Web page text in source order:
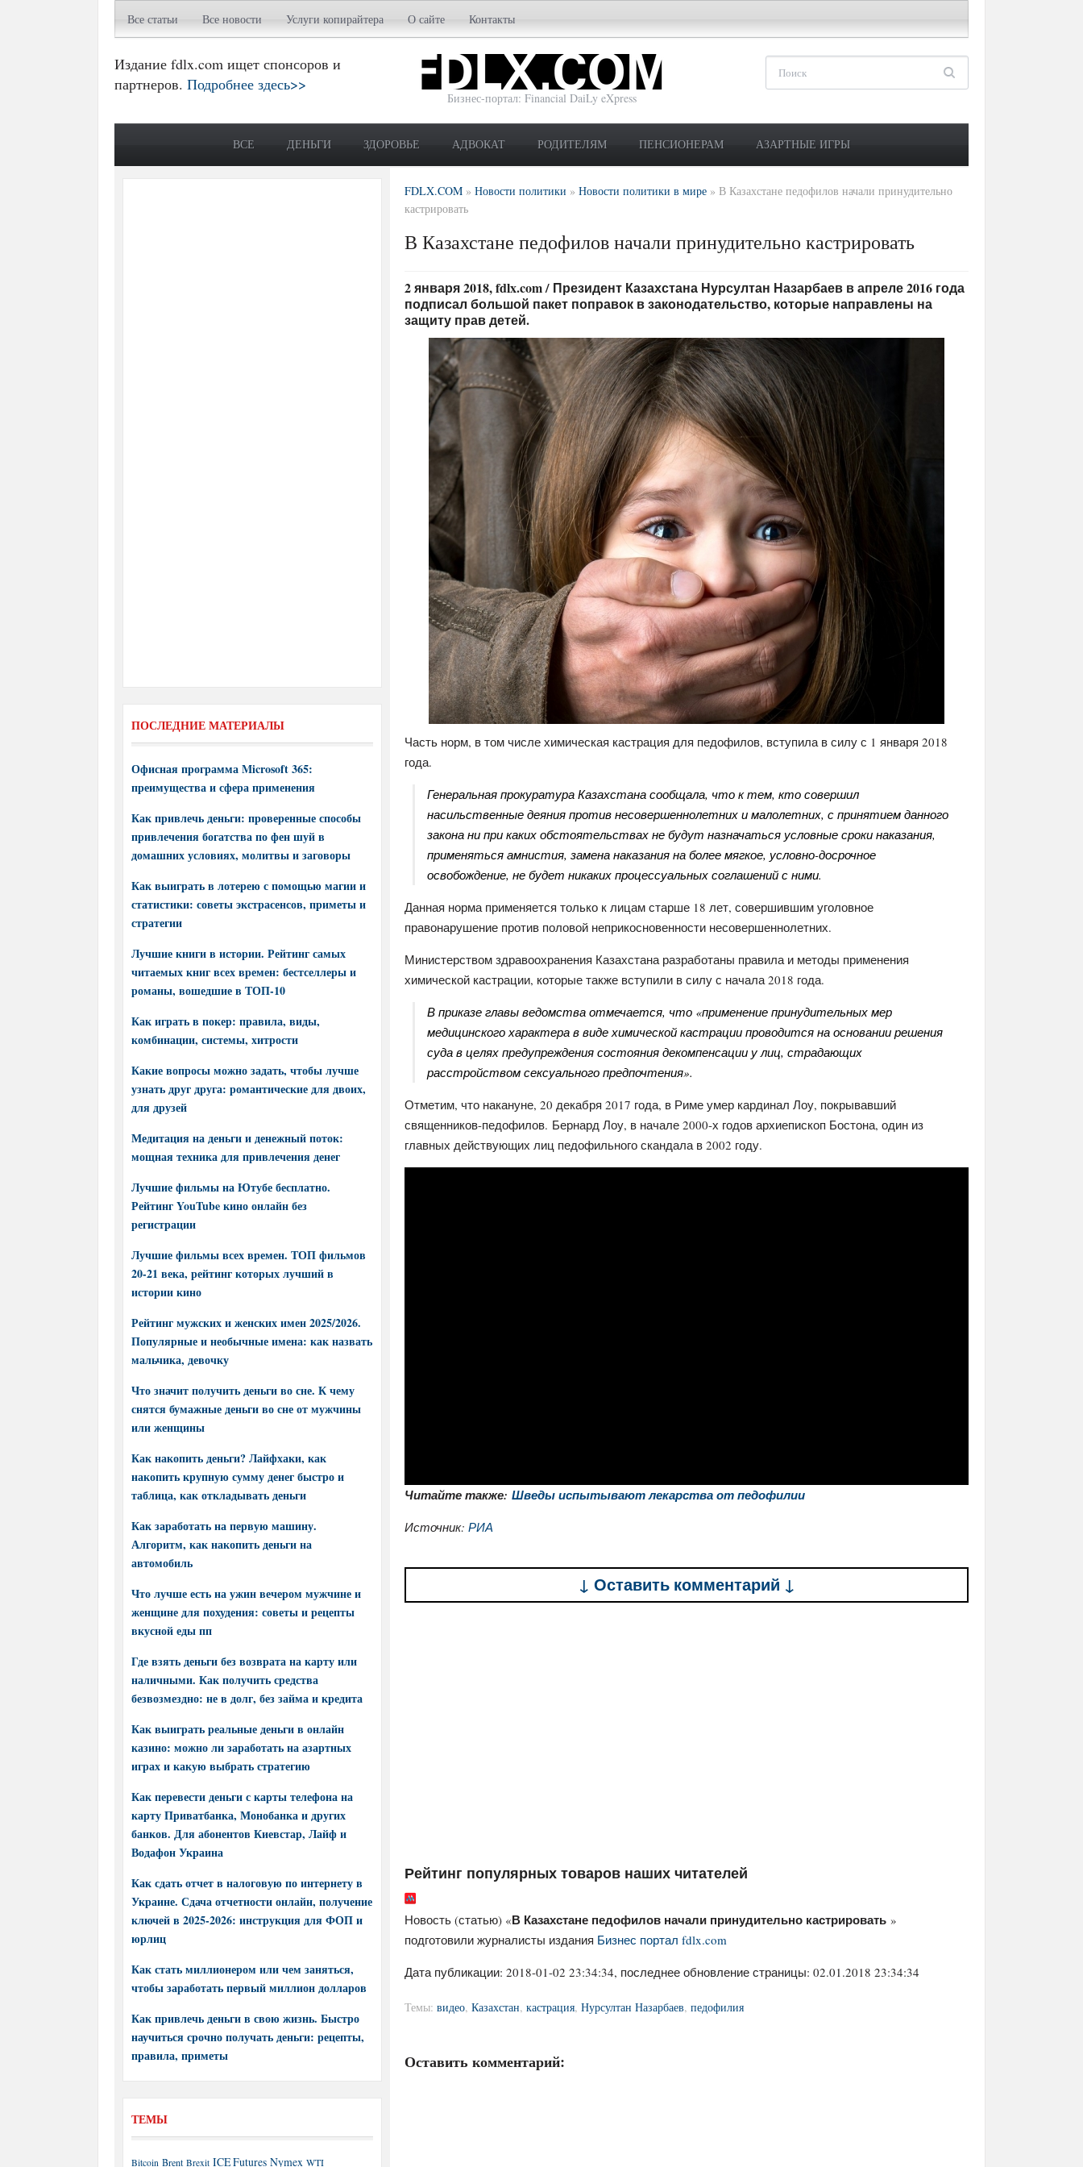
Все статьи Все новости Услуги копирайтера О сайте Контакты
Издание fdlx.com ищет спонсоров и
партнеров. Подробнее здесь>>
Бизнес-портал: Financial DaiLy eXpress
ВСЕ ДЕНЬГИ ЗДОРОВЬЕ АДВОКАТ РОДИТЕЛЯМ ПЕНСИОНЕРАМ АЗАРТНЫЕ ИГРЫ
FDLX.COM » Новости политики » Новости политики в мире » В Казахстане педофилов начали принудительно
кастрировать
В Казахстане педофилов начали принудительно кастрировать
2 января 2018, fdlx.com / Президент Казахстана Нурсултан Назарбаев в апреле 2016 года
подписал большой пакет поправок в законодательство, которые направлены на
защиту прав детей.
Часть норм, в том числе химическая кастрация для педофилов, вступила в силу с 1 января 2018
года.
Генеральная прокуратура Казахстана сообщала, что к тем, кто совершил
насильственные деяния против несовершеннолетних и малолетних, с принятием данного
закона ни при каких обстоятельствах не будут назначаться условные сроки наказания,
применяться амнистия, замена наказания на более мягкое, условно-досрочное
освобождение, не будет никаких процессуальных соглашений с ними.
Данная норма применяется только к лицам старше 18 лет, совершившим уголовное
правонарушение против половой неприкосновенности несовершеннолетних.
Министерством здравоохранения Казахстана разработаны правила и методы применения
химической кастрации, которые также вступили в силу с начала 2018 года.
В приказе главы ведомства отмечается, что «применение принудительных мер
медицинского характера в виде химической кастрации проводится на основании решения
суда в целях предупреждения состояния декомпенсации у лиц, страдающих
расстройством сексуального предпочтения».
Отметим, что накануне, 20 декабря 2017 года, в Риме умер кардинал Лоу, покрывавший
священников-педофилов. Бернард Лоу, в начале 2000-х годов архиепископ Бостона, один из
главных действующих лиц педофильного скандала в 2002 году.
Читайте также: Шведы испытывают лекарства от педофилии
Источник: РИА
↓ Оставить комментарий ↓
Рейтинг популярных товаров наших читателей
Новость (статью) «В Казахстане педофилов начали принудительно кастрировать »
подготовили журналисты издания Бизнес портал fdlx.com
Дата публикации: 2018-01-02 23:34:34, последнее обновление страницы: 02.01.2018 23:34:34
Темы: видео, Казахстан, кастрация, Нурсултан Назарбаев, педофилия
Оставить комментарий:
ПОСЛЕДНИЕ МАТЕРИАЛЫ
Офисная программа Microsoft 365:
преимущества и сфера применения
Как привлечь деньги: проверенные способы
привлечения богатства по фен шуй в
домашних условиях, молитвы и заговоры
Как выиграть в лотерею с помощью магии и
статистики: советы экстрасенсов, приметы и
стратегии
Лучшие книги в истории. Рейтинг самых
читаемых книг всех времен: бестселлеры и
романы, вошедшие в ТОП-10
Как играть в покер: правила, виды,
комбинации, системы, хитрости
Какие вопросы можно задать, чтобы лучше
узнать друг друга: романтические для двоих,
для друзей
Медитация на деньги и денежный поток:
мощная техника для привлечения денег
Лучшие фильмы на Ютубе бесплатно.
Рейтинг YouTube кино онлайн без
регистрации
Лучшие фильмы всех времен. ТОП фильмов
20-21 века, рейтинг которых лучший в
истории кино
Рейтинг мужских и женских имен 2025/2026.
Популярные и необычные имена: как назвать
мальчика, девочку
Что значит получить деньги во сне. К чему
снятся бумажные деньги во сне от мужчины
или женщины
Как накопить деньги? Лайфхаки, как
накопить крупную сумму денег быстро и
таблица, как откладывать деньги
Как заработать на первую машину.
Алгоритм, как накопить деньги на
автомобиль
Что лучше есть на ужин вечером мужчине и
женщине для похудения: советы и рецепты
вкусной еды пп
Где взять деньги без возврата на карту или
наличными. Как получить средства
безвозмездно: не в долг, без займа и кредита
Как выиграть реальные деньги в онлайн
казино: можно ли заработать на азартных
играх и какую выбрать стратегию
Как перевести деньги с карты телефона на
карту Приватбанка, Монобанка и других
банков. Для абонентов Киевстар, Лайф и
Водафон Украина
Как сдать отчет в налоговую по интернету в
Украине. Сдача отчетности онлайн, получение
ключей в 2025-2026: инструкция для ФОП и
юрлиц
Как стать миллионером или чем заняться,
чтобы заработать первый миллион долларов
Как привлечь деньги в свою жизнь. Быстро
научиться срочно получать деньги: рецепты,
правила, приметы
ТЕМЫ
Bitcoin Brent Brexit ICE Futures Nymex WTI